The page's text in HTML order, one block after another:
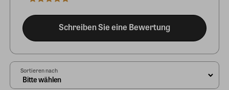
Schreiben Sie eine Bewertung
Sortieren nach